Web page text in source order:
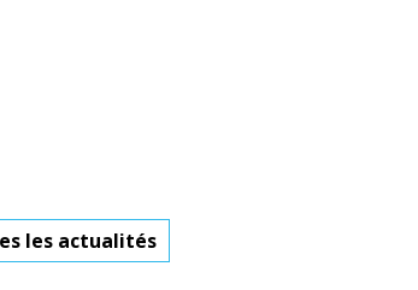
les actualités